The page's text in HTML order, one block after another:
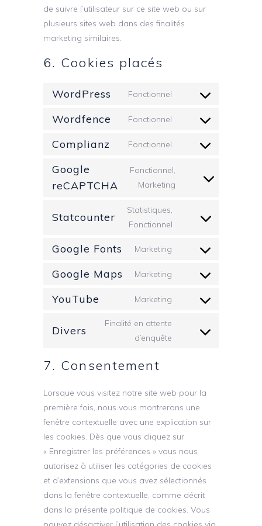
de suivre l’utilisateur sur ce site web ou sur
plusieurs sites web dans des finalités
marketing similaires.
6. Cookies placés
WordPress Fonctionnel
Wordfence Fonctionnel
Complianz Fonctionnel
Google
reCAPTCHA
Fonctionnel,
Marketing
Statcounter
Statistiques,
Fonctionnel
Google Fonts Marketing
Google Maps Marketing
YouTube Marketing
Divers
Finalité en attente
d’enquête
7. Consentement
Lorsque vous visitez notre site web pour la
première fois, nous vous montrerons une
fenêtre contextuelle avec une explication sur
les cookies. Dès que vous cliquez sur
« Enregistrer les préférences » vous nous
autorisez à utiliser les catégories de cookies
et d’extensions que vous avez sélectionnés
dans la fenêtre contextuelle, comme décrit
dans la présente politique de cookies. Vous